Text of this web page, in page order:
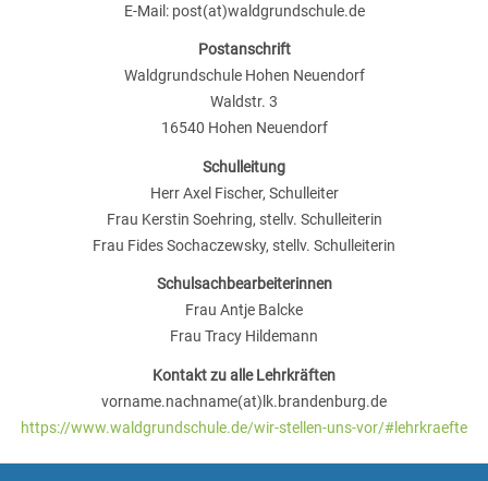
E-Mail: post(at)waldgrundschule.de
Postanschrift
Waldgrundschule Hohen Neuendorf
Waldstr. 3
16540 Hohen Neuendorf
Schulleitung
Herr Axel Fischer, Schulleiter
Frau Kerstin Soehring, stellv. Schulleiterin
Frau Fides Sochaczewsky, stellv. Schulleiterin
Schulsachbearbeiterinnen
Frau Antje Balcke
Frau Tracy Hildemann
Kontakt zu alle Lehrkräften
vorname.nachname(at)lk.brandenburg.de
https://www.waldgrundschule.de/wir-stellen-uns-vor/#lehrkraefte